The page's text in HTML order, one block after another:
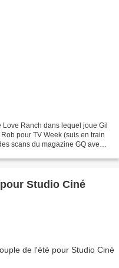
Ranch dans lequel joue Gil
pour TV Week (suis en train
scans du magazine GQ avec
Studio Ciné